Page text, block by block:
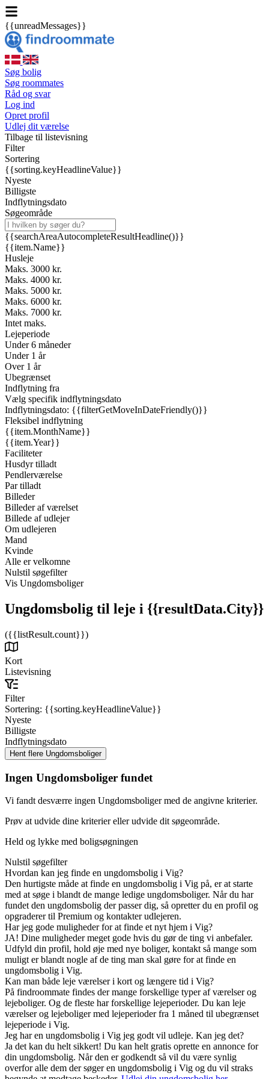
{{unreadMessages}}
Søg bolig
Søg roommates
Råd og svar
Log ind
Opret profil
Udlej dit værelse
Tilbage til listevisning
Filter
Sortering
{{sorting.keyHeadlineValue}}
Nyeste
Billigste
Indflytningsdato
Søgeområde
{{searchAreaAutocompleteResultHeadline()}}
{{item.Name}}
Husleje
Maks. 3000 kr.
Maks. 4000 kr.
Maks. 5000 kr.
Maks. 6000 kr.
Maks. 7000 kr.
Intet maks.
Lejeperiode
Under 6 måneder
Under 1 år
Over 1 år
Ubegrænset
Indflytning fra
Vælg specifik indflytningsdato
Indflytningsdato: {{filterGetMoveInDateFriendly()}}
Fleksibel indflytning
{{item.MonthName}}
{{item.Year}}
Faciliteter
Husdyr tilladt
Pendlerværelse
Par tilladt
Billeder
Billeder af værelset
Billede af udlejer
Om udlejeren
Mand
Kvinde
Alle er velkomne
Nulstil søgefilter
Vis Ungdomsboliger
Ungdomsbolig til leje i {{resultData.City}}
({{listResult.count}})
Kort
Listevisning
Filter
Sortering: {{sorting.keyHeadlineValue}}
Nyeste
Billigste
Indflytningsdato
Ingen Ungdomsboliger fundet
Vi fandt desværre ingen Ungdomsboliger med de angivne kriterier.
Prøv at udvide dine kriterier eller udvide dit søgeområde.
Held og lykke med boligsøgningen
Nulstil søgefilter
Hvordan kan jeg finde en ungdomsbolig i Vig?
Den hurtigste måde at finde en ungdomsbolig i Vig på, er at starte
med at søge i blandt de mange ledige ungdomsboliger. Når du har
fundet den ungdomsbolig der passer dig, så opretter du en profil og
opgraderer til Premium og kontakter udlejeren.
Har jeg gode muligheder for at finde et nyt hjem i Vig?
JA! Dine muligheder meget gode hvis du gør de ting vi anbefaler.
Udfyld din profil, hold øje med nye boliger, kontakt så mange som
muligt er blandt nogle af de ting man skal gøre for at finde en
ungdomsbolig i Vig.
Kan man både leje værelser i kort og længere tid i Vig?
På findroommate findes der mange forskellige typer af værelser og
lejeboliger. Og de fleste har forskellige lejeperioder. Du kan leje
værelser og lejeboliger med lejeperioder fra 1 måned til ubegrænset
lejeperiode i Vig.
Jeg har en ungdomsbolig i Vig jeg godt vil udleje. Kan jeg det?
Ja det kan du helt sikkert! Du kan helt gratis oprette en annonce for
din ungdomsbolig. Når den er godkendt så vil du være synlig
overfor alle dem der søger en ungdomsbolig i Vig og du vil straks